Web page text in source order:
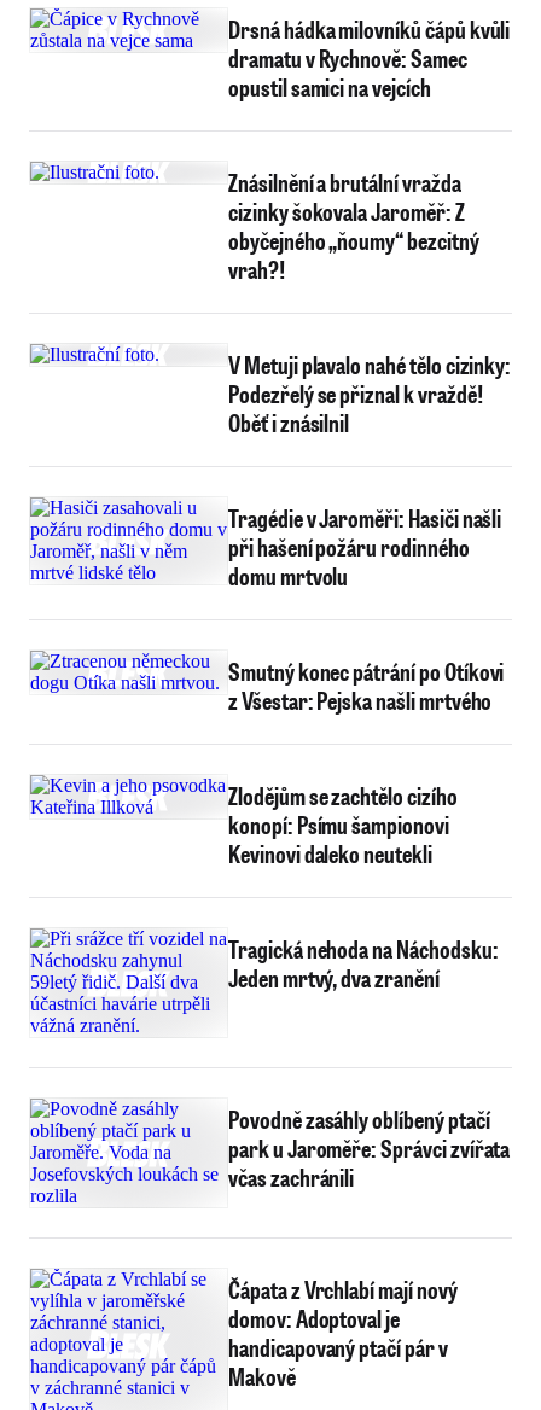
Drsná hádka milovníků čápů kvůli
dramatu v Rychnově: Samec
opustil samici na vejcích
Znásilnění a brutální vražda
cizinky šokovala Jaroměř: Z
obyčejného „ňoumy“ bezcitný
vrah?!
V Metuji plavalo nahé tělo cizinky:
Podezřelý se přiznal k vraždě!
Oběť i znásilnil
Tragédie v Jaroměři: Hasiči našli
při hašení požáru rodinného
domu mrtvolu
Smutný konec pátrání po Otíkovi
z Všestar: Pejska našli mrtvého
Zlodějům se zachtělo cizího
konopí: Psímu šampionovi
Kevinovi daleko neutekli
Tragická nehoda na Náchodsku:
Jeden mrtvý, dva zranění
Povodně zasáhly oblíbený ptačí
park u Jaroměře: Správci zvířata
včas zachránili
Čápata z Vrchlabí mají nový
domov: Adoptoval je
handicapovaný ptačí pár v
Makově